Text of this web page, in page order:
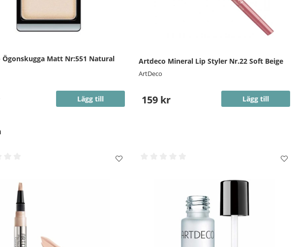
Matt Nr:551 Natural
Lägg till
Artdeco Mineral Lip Styler Nr.22 Soft Beige
ArtDeco
159 kr Lägg till